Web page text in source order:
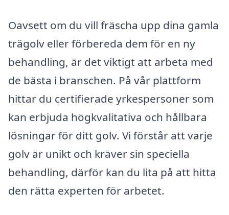
Oavsett om du vill fräscha upp dina gamla
trägolv eller förbereda dem för en ny
behandling, är det viktigt att arbeta med
de bästa i branschen. På vår plattform
hittar du certifierade yrkespersoner som
kan erbjuda högkvalitativa och hållbara
lösningar för ditt golv. Vi förstår att varje
golv är unikt och kräver sin speciella
behandling, därför kan du lita på att hitta
den rätta experten för arbetet.